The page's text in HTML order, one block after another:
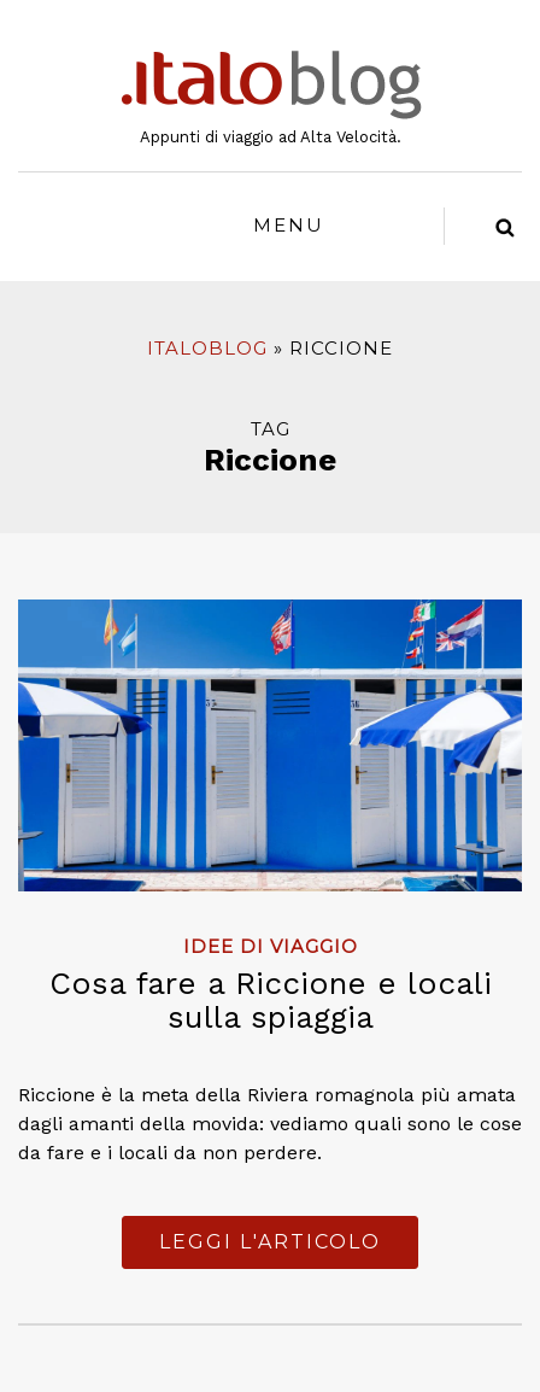
Appunti di viaggio ad Alta Velocità.
MENU
ITALOBLOG RICCIONE
TAG
Riccione
IDEE DI VIAGGIO
Cosa fare a Riccione e locali
sulla spiaggia
Riccione è la meta della Riviera romagnola più amata
dagli amanti della movida: vediamo quali sono le cose
da fare e i locali da non perdere.
LEGGI L'ARTICOLO